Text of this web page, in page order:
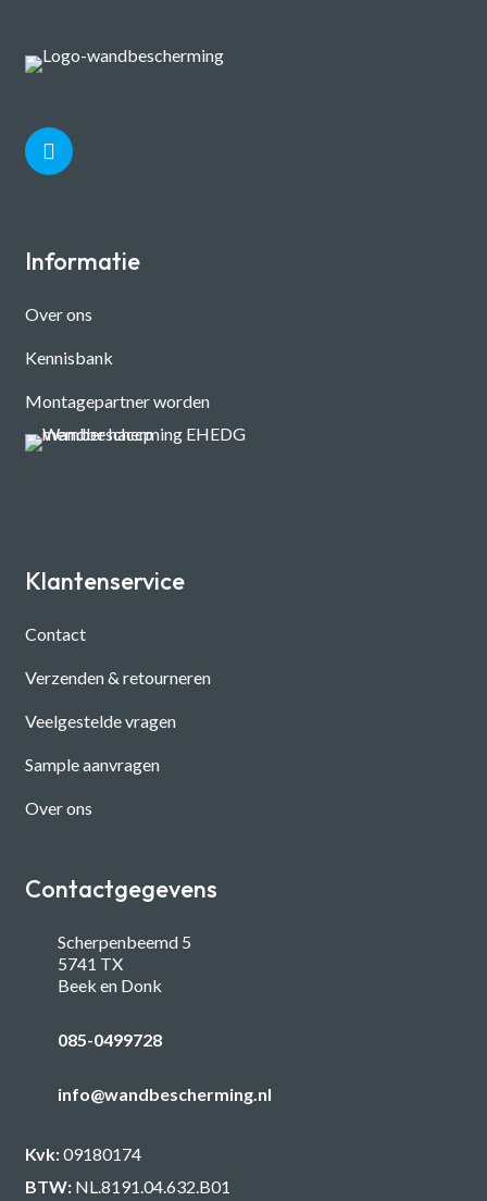
Informatie
Over ons
Kennisbank
Montagepartner worden
Klantenservice
Contact
Verzenden & retourneren
Veelgestelde vragen
Sample aanvragen
Over ons
Contactgegevens
Scherpenbeemd 5
5741 TX
Beek en Donk
085-0499728
info@wandbescherming.nl
Kvk:09180174
BTW: NL.8191.04.632.B01